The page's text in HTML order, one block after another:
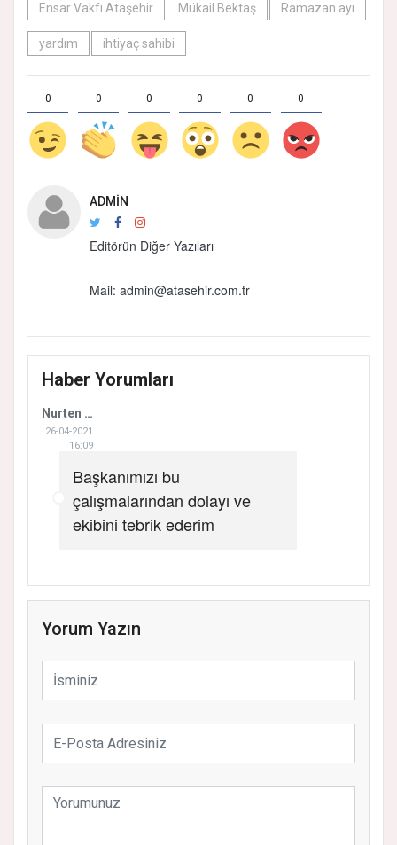
Ensar Vakfı Ataşehir
Mükail Bektaş Ramazan ayı
yardım ihtiyaç sahibi
0 0 0 0 0 0
ADMIN
Editörün Diğer Yazıları
Mail: admin@atasehir.com.tr
Haber Yorumları
Nurten Özer
26-04-2021
16:09
Başkanımızı bu
çalışmalarından dolayı ve
ekibini tebrik ederim
Yorum Yazın